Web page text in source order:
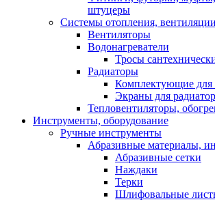
штуцеры
Системы отопления, вентиляции
Вентиляторы
Водонагреватели
Тросы
Радиаторы
Комплектующие для
Экраны для
Тепловентиляторы,
Инструменты, оборудование
Ручные инструменты
Абразивные материалы,
Абразивные сетки
Наждаки
Терки
Шлифовальные